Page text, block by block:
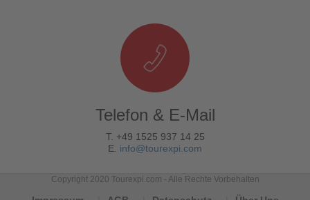
Telefon & E-Mail
T. +49 1525 937 14 25
E. info@tourexpi.com
Copyright 2020 Tourexpi.com - Alle Rechte Vorbehalten